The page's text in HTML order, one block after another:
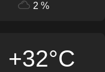
2 %
+32°C